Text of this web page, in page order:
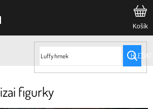
HLEDAT
figurky